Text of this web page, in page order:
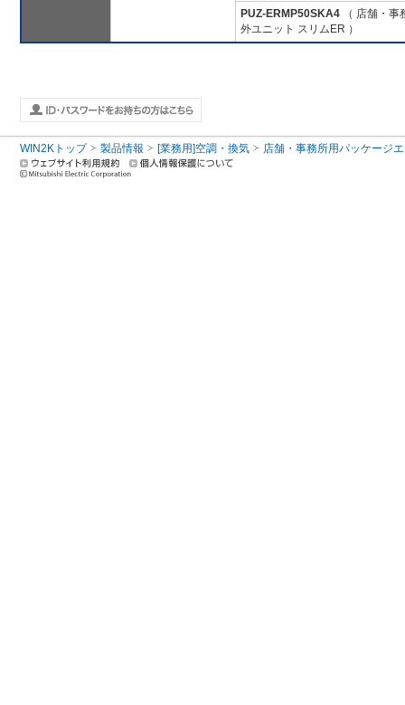
PUZ-ERMP50SKA4 （ 店舗・
外ユニット スリムER ）
WIN2Kトップ 製品情報 [業務用]空調・換気 店舗・事務所用パッケージ